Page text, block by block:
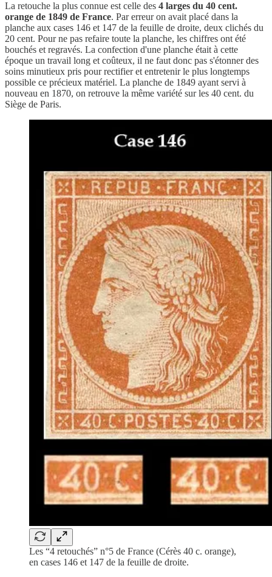
La retouche la plus connue est celle des 4 larges du 40 cent.
orange de 1849 de France. Par erreur on avait placé dans la
planche aux cases 146 et 147 de la feuille de droite, deux clichés du
20 cent. Pour ne pas refaire toute la planche, les chiffres ont été
bouchés et regravés. La confection d'une planche était à cette
époque un travail long et coûteux, il ne faut donc pas s'étonner des
soins minutieux pris pour rectifier et entretenir le plus longtemps
possible ce précieux matériel. La planche de 1849 ayant servi à
nouveau en 1870, on retrouve la même variété sur les 40 cent. du
Siège de Paris.
Les “4 retouchés” n°5 de France (Cérès 40 c. orange),
en cases 146 et 147 de la feuille de droite.